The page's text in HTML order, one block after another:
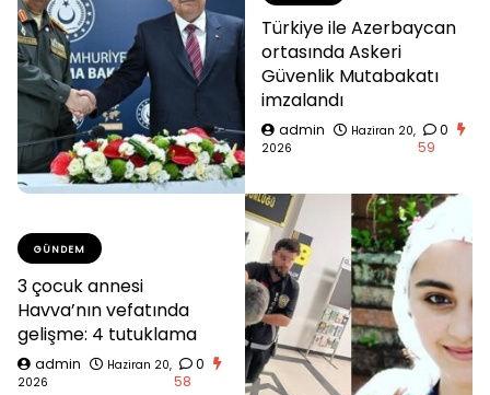
Türkiye ile Azerbaycan
ortasında Askeri
Güvenlik Mutabakatı
imzalandı
admin
Haziran 20,
2026
0
59
GÜNDEM
3 çocuk annesi
Havva’nın vefatında
gelişme: 4 tutuklama
admin
Haziran 20,
2026
0
58